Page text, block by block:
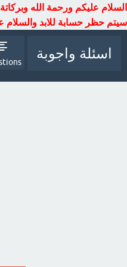
السلام عليكم ورحمة الله
سيتم حظر حسابة للابد والسلام
اسئلة واجوبة